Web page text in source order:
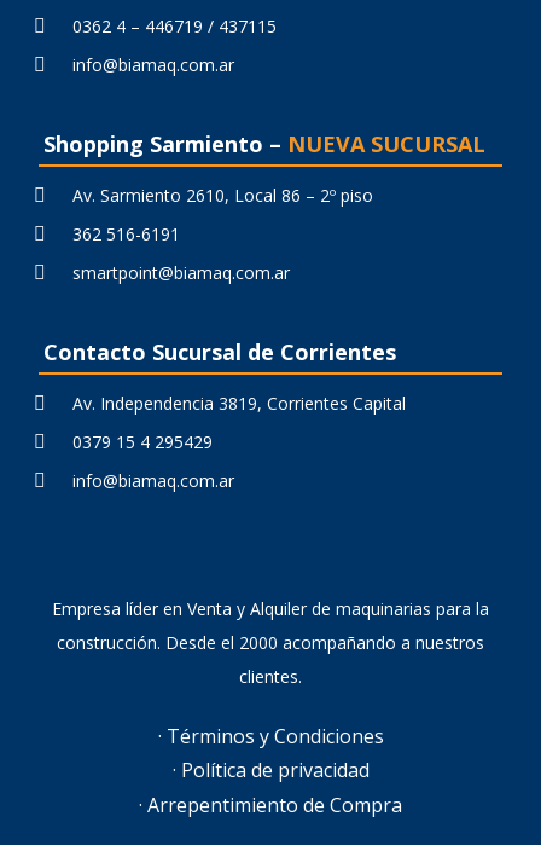
0362 4 – 446719 / 437115
info@biamaq.com.ar
Shopping Sarmiento – NUEVA SUCURSAL
Av. Sarmiento 2610, Local 86 – 2º piso
362 516-6191
smartpoint@biamaq.com.ar
Contacto Sucursal de Corrientes
Av. Independencia 3819, Corrientes Capital
0379 15 4 295429
info@biamaq.com.ar
Empresa líder en Venta y Alquiler de maquinarias para la
construcción. Desde el 2000 acompañando a nuestros
clientes.
· Términos y Condiciones
· Política de privacidad
· Arrepentimiento de Compra